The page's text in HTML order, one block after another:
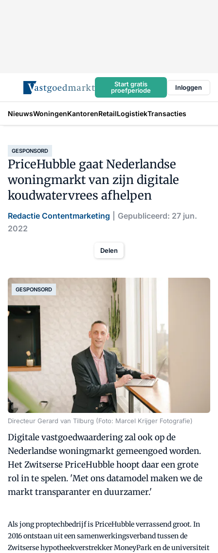
Start gratis
proefperiode
Inloggen
NieuwsWoningenKantorenRetailLogistiekTransacties
GESPONSORD
PriceHubble gaat Nederlandse
woningmarkt van zijn digitale
koudwatervrees afhelpen
Redactie Contentmarketing
Gepubliceerd: 27 jun.
2022
Delen
GESPONSORD
Directeur Gerard van Tilburg (Foto: Marcel Krijger Fotografie)
Digitale vastgoedwaardering zal ook op de
Nederlandse woningmarkt gemeengoed worden.
Het Zwitserse PriceHubble hoopt daar een grote
rol in te spelen. 'Met ons datamodel maken we de
markt transparanter en duurzamer.'
Als jong proptechbedrijf is PriceHubble verrassend groot. In
2016 ontstaan uit een samenwerkingsverband tussen de
Zwitserse hypotheekverstrekker MoneyPark en de universiteit